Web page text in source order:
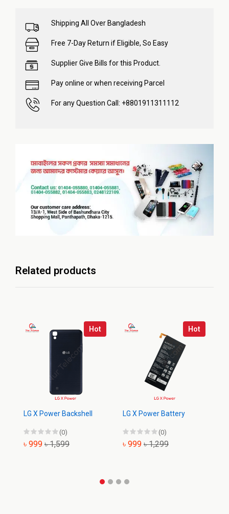
Shipping All Over Bangladesh
Free 7-Day Return if Eligible, So Easy
Supplier Give Bills for this Product.
Pay online or when receiving Parcel
For any Question Call: +8801911311112
Related products
Hot
LG X Power Backshell
(0)
৳ 999 ৳ 1,599
Hot
LG X Power Battery
(0)
৳ 999 ৳ 1,299